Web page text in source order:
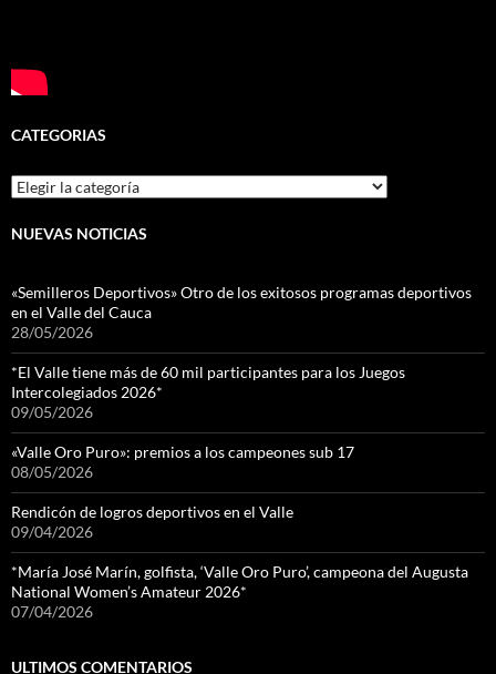
CATEGORIAS
Categorias
NUEVAS NOTICIAS
«Semilleros Deportivos» Otro de los exitosos programas deportivos
en el Valle del Cauca
28/05/2026
*El Valle tiene más de 60 mil participantes para los Juegos
Intercolegiados 2026*
09/05/2026
«Valle Oro Puro»: premios a los campeones sub 17
08/05/2026
Rendicón de logros deportivos en el Valle
09/04/2026
*María José Marín, golfista, ‘Valle Oro Puro’, campeona del Augusta
National Women’s Amateur 2026*
07/04/2026
ULTIMOS COMENTARIOS